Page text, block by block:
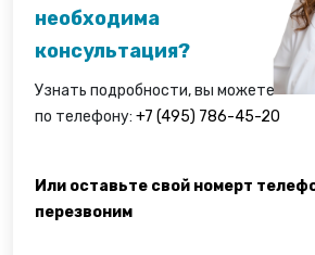
необходима
консультация?
Узнать подробности, вы можете
по телефону: +7 (495) 786-45-20
Или оставьте свой номерт
перезвоним